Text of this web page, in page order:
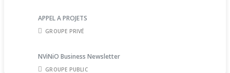
APPEL A PROJETS
GROUPE PRIVÉ
NViNiO Business Newsletter
GROUPE PUBLIC